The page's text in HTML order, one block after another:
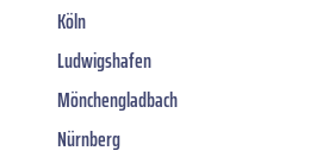
Köln
Ludwigshafen
Mönchengladbach
Nürnberg